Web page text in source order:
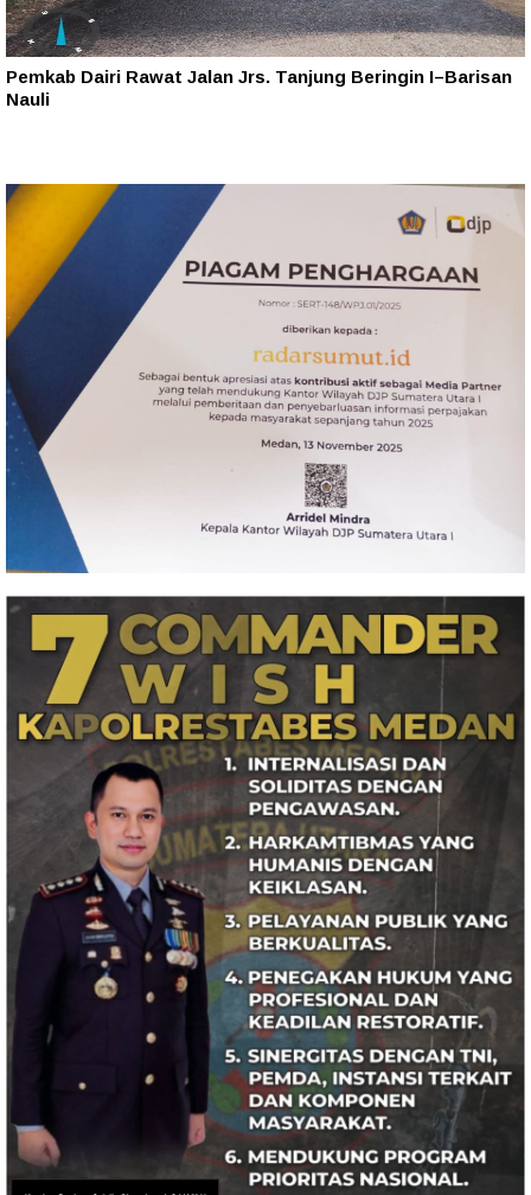
Pemkab Dairi Rawat Jalan Jrs. Tanjung Beringin I–Barisan
Nauli